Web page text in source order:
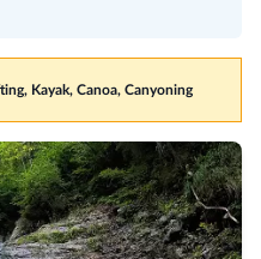
Kayak, Canoa, Canyoning